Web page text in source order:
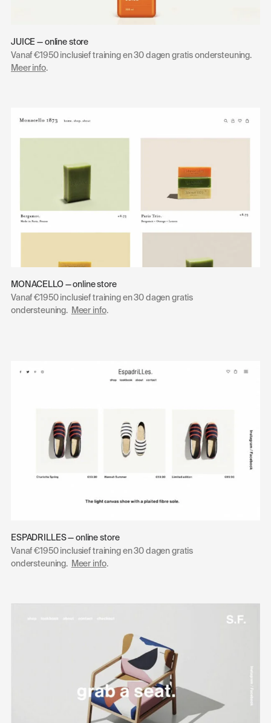
JUICE — online store
Vanaf €1950 inclusief training en 30 dagen gratis ondersteuning.
Meer info.
MONACELLO — online store
Vanaf €1950 inclusief training en 30 dagen gratis
ondersteuning.
Meer info.
ESPADRILLES — online store
Vanaf €1950 inclusief training en 30 dagen gratis
ondersteuning.
Meer info.